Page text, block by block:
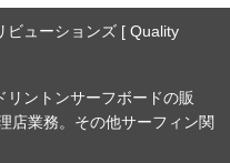
ューションズ [ Quality
リントンサーフボードの販
店業務。その他サーフィン関